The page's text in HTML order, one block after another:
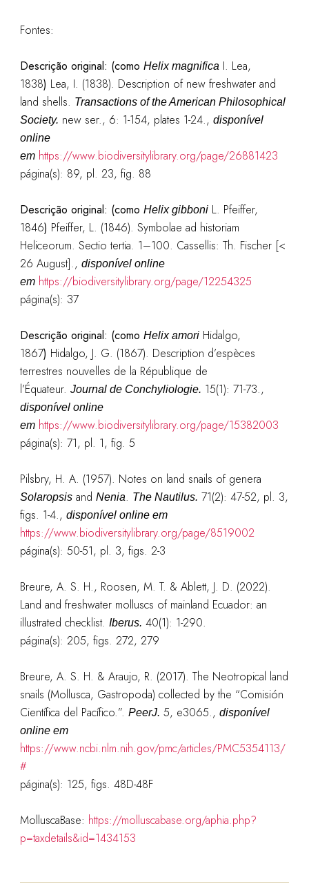
Fontes:
Descrição original: (como Helix magnificaI. Lea,
1838) Lea, I. (1838). Description of new freshwater and
land shells. Transactions of the American Philosophical
Society. new ser., 6: 1-154, plates 1-24., disponível
online
em https://www.biodiversitylibrary.org/page/26881423
página(s): 89, pl. 23, fig. 88
Descrição original: (como Helix gibboniL. Pfeiffer,
1846) Pfeiffer, L. (1846). Symbolae ad historiam
Heliceorum. Sectio tertia. 1–100. Cassellis: Th. Fischer [<
26 August]., disponível online
em https://biodiversitylibrary.org/page/12254325
página(s): 37
Descrição original: (como Helix amoriHidalgo,
1867) Hidalgo, J. G. (1867). Description d’espèces
terrestres nouvelles de la République de
l’Équateur. Journal de Conchyliologie. 15(1): 71-73.,
disponível online
em https://www.biodiversitylibrary.org/page/15382003
página(s): 71, pl. 1, fig. 5
Pilsbry, H. A. (1957). Notes on land snails of genera
Solaropsisand Nenia. The Nautilus. 71(2): 47-52, pl. 3,
figs. 1-4., disponível online em
https://www.biodiversitylibrary.org/page/8519002
página(s): 50-51, pl. 3, figs. 2-3
Breure, A. S. H., Roosen, M. T. & Ablett, J. D. (2022).
Land and freshwater molluscs of mainland Ecuador: an
illustrated checklist. Iberus. 40(1): 1-290.
página(s): 205, figs. 272, 279
Breure, A. S. H. & Araujo, R. (2017). The Neotropical land
snails (Mollusca, Gastropoda) collected by the “Comisión
Científica del Pacífico.”. PeerJ. 5, e3065., disponível
online em
https://www.ncbi.nlm.nih.gov/pmc/articles/PMC5354113/
#
página(s): 125, figs. 48D-48F
MolluscaBase: https://molluscabase.org/aphia.php?
p=taxdetails&id=1434153